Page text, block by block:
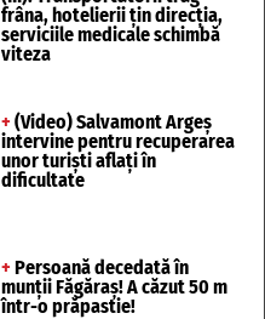
frâna, hotelierii țin direcția,
serviciile medicale schimbă
viteza
+ (Video) Salvamont Argeș
intervine pentru recuperarea
unor turişti aflaţi în
dificultate
+ Persoană decedată în
munții Făgăraș! A căzut 50 m
într-o prăpastie!